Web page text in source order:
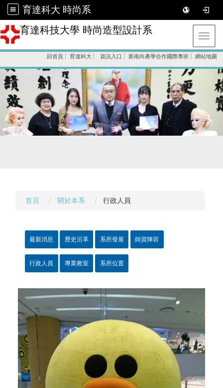
育達科大 時尚系
育達科技大學 時尚造型設計系
回首頁 育達科大 資訊入口 新南向產學合作國際專班 網站地圖
首頁 關於本系 行政人員
最新消息 歷史沿革 系所發展 師資陣容
行政人員 專業教室 系所位置